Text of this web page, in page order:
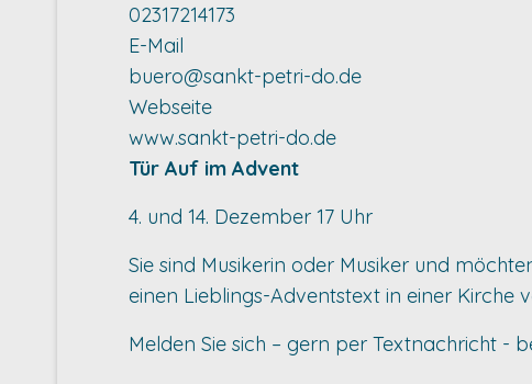
02317214173
E-Mail
buero@sankt-petri-do.de
Webseite
www.sankt-petri-do.de
Tür Auf im Advent
4. und 14. Dezember 17 Uhr
Sie sind Musikerin oder Musiker und
einen Lieblings-Adventstext in einer Kirche
Melden Sie sich – gern per Textnachricht -